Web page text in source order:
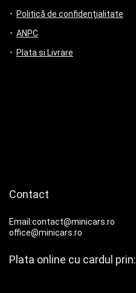
Politică de confidențialitate
ANPC
Plata si Livrare
Contact
Email:contact@minicars.ro
office@minicars.ro
Plata online cu cardul prin: